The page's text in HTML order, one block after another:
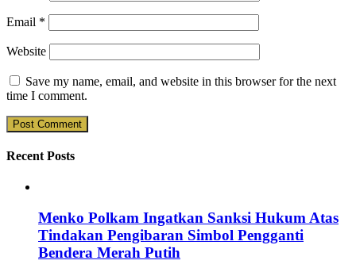
Email *
Website
Save my name, email, and website in this browser for the next
time I comment.
Recent Posts
Menko Polkam Ingatkan Sanksi Hukum Atas
Tindakan Pengibaran Simbol Pengganti
Bendera Merah Putih